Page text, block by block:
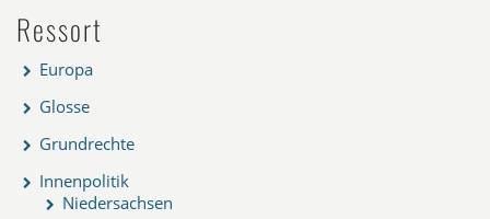
Ressort
Europa
Glosse
Grundrechte
Innenpolitik
Niedersachsen